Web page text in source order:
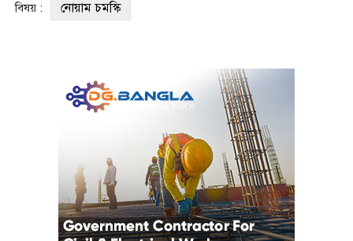
বিষয় : নোয়াম চমস্কি